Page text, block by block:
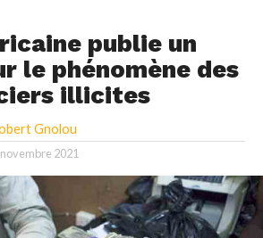
publie un
le phénomène des
illicites
Gnolou
2021